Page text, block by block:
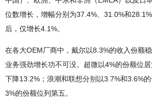
位数增长，增幅分别为37.4%、31.0%和
后，仅增长4.1%。
在各大OEM厂商中，戴尔以8.3%的收入份额
业务强劲增长功不可没。超微以4%的份额位
下降13.2%；浪潮和联想分别以3.7%和3.6%
3%的份额位列第五。